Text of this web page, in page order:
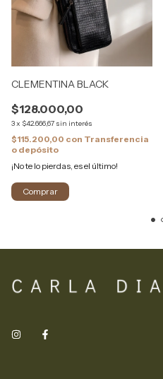
CLEMENTINA BLACK
$128.000,00
3x $42.666,67 sin interés
$115.200,00 con Transferencia
o depósito
¡No te lo pierdas, es el último!